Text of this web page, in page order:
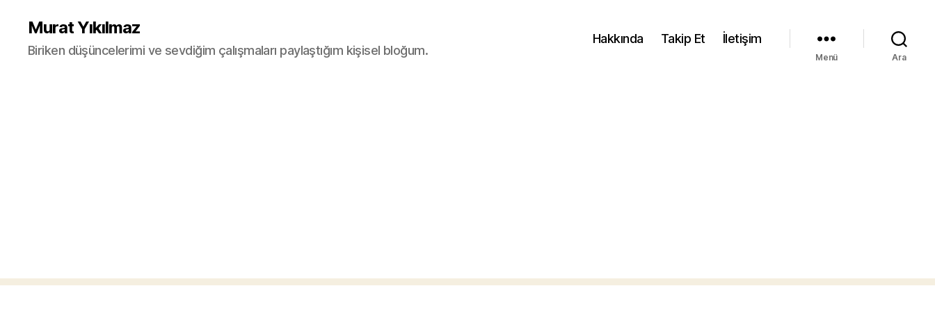
Murat Yıkılmaz
Biriken düşüncelerimi ve sevdiğim çalışmaları paylaştığım kişisel bloğum.
Hakkında Takip Et İletişim
Menü Ara